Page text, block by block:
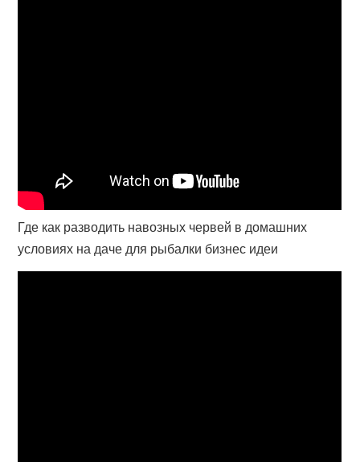
Где как разводить навозных червей в домашних
условиях на даче для рыбалки бизнес идеи